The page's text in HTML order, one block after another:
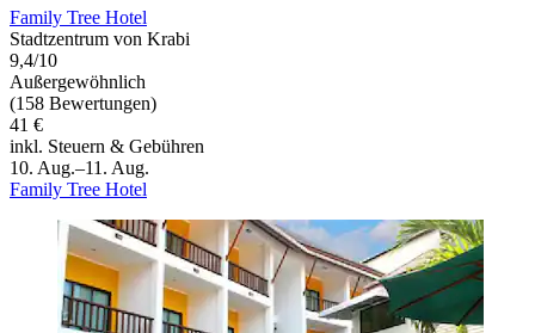
Family Tree Hotel
Stadtzentrum von Krabi
9,4/10
Außergewöhnlich
(158 Bewertungen)
41 €
inkl. Steuern & Gebühren
10. Aug.–11. Aug.
Family Tree Hotel